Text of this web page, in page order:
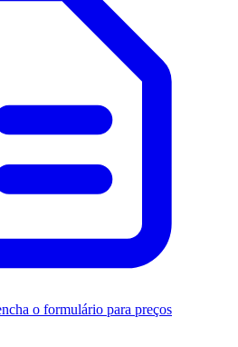
o formulário para preços